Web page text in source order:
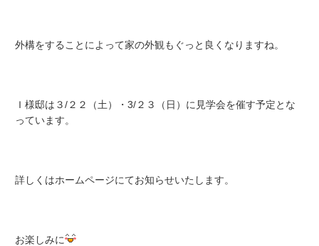
外構をすることによって家の外観もぐっと良くなりますね。
Ｉ様邸は３/２２（土）・3/２３（日）に見学会を催す予定とな
っています。
詳しくはホームページにてお知らせいたします。
お楽しみに